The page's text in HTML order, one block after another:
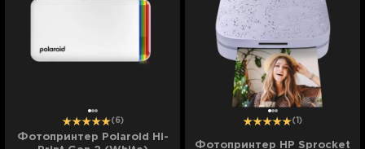
(6)
Фотопринтер Polaroid Hi-
(1)
Фотопринтер HP Sprocket